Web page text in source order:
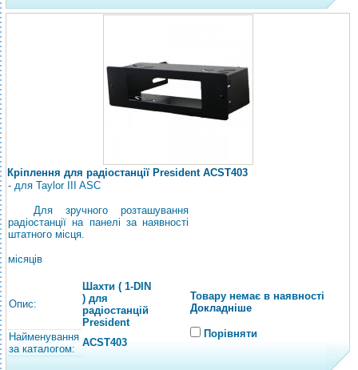
Кріплення для радіостанції President ACST403
- для Taylor III ASC
Для зручного розташування
радіостанції на панелі за наявності
штатного місця.
місяців
Опис:
Шахти ( 1-DIN
) для
радіостанцій
President
Найменування
за каталогом:
ACST403
Товару немає в наявності
Докладніше
Порівняти